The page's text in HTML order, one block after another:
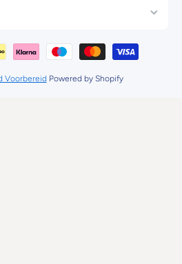
Betaalmethodes
Voorbereid Powered by Shopify